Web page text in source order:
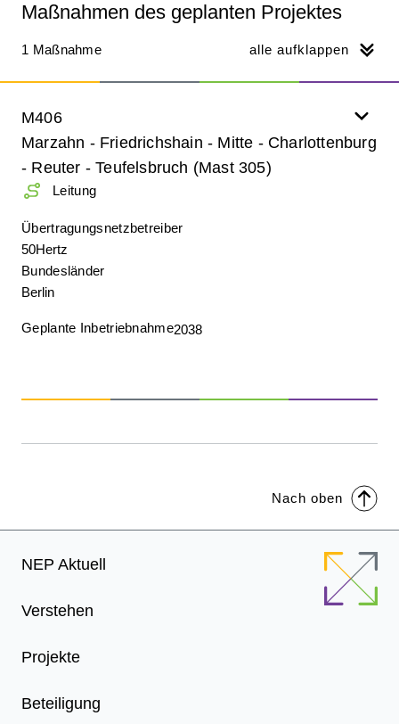
Maßnahmen des geplanten Projektes
1 Maßnahme alle aufklappen
M406
Marzahn - Friedrichshain - Mitte - Charlottenburg
- Reuter - Teufelsbruch (Mast 305)
Leitung
Übertragungsnetzbetreiber
50Hertz
Bundesländer
Berlin
Geplante Inbetriebnahme2038
Nach oben
Footer
NEP Aktuell
Verstehen
Projekte
Beteiligung